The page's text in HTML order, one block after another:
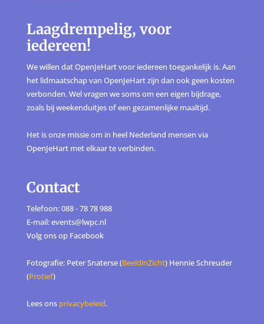
Laagdrempelig, voor
iedereen!
We willen dat OpenJeHart voor iedereen toegankelijk is. Aan
het lidmaatschap van OpenJeHart zijn dan ook geen kosten
verbonden. Wel vragen we soms om een eigen bijdrage,
zoals bij weekenduitjes of een gezamenlijke maaltijd.
Het is onze missie om in heel Nederland mensen via
OpenJeHart met elkaar te verbinden.
Contact
Telefoon: 088 - 78 78 988
E-mail: events@lwpc.nl
Volg ons op Facebook
Fotografie: Peter Snaterse (BeeldinZicht) Hennie Schreuder
(Protief)
Lees ons privacybeleid.